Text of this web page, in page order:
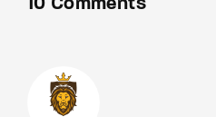
10 Comments